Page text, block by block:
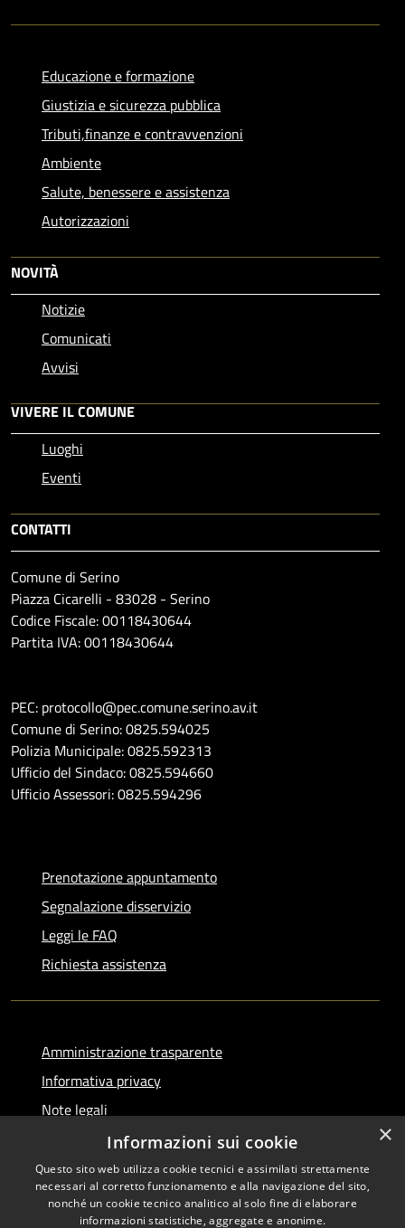
Educazione e formazione
Giustizia e sicurezza pubblica
Tributi,finanze e contravvenzioni
Ambiente
Salute, benessere e assistenza
Autorizzazioni
NOVITÀ
Notizie
Comunicati
Avvisi
VIVERE IL COMUNE
Luoghi
Eventi
CONTATTI
Comune di Serino
Piazza Cicarelli - 83028 - Serino
Codice Fiscale: 00118430644
Partita IVA: 00118430644
PEC: protocollo@pec.comune.serino.av.it
Comune di Serino: 0825.594025
Polizia Municipale: 0825.592313
Ufficio del Sindaco: 0825.594660
Ufficio Assessori: 0825.594296
Prenotazione appuntamento
Segnalazione disservizio
Leggi le FAQ
Richiesta assistenza
Amministrazione trasparente
Informativa privacy
Note legali
Dichiarazione di accessibilità
×
Informazioni sui cookie
Questo sito web utilizza cookie tecnici e assimilati strettamente
necessari al corretto funzionamento e alla navigazione del sito,
nonché un cookie tecnico analitico al solo fine di elaborare
informazioni statistiche, aggregate e anonime.